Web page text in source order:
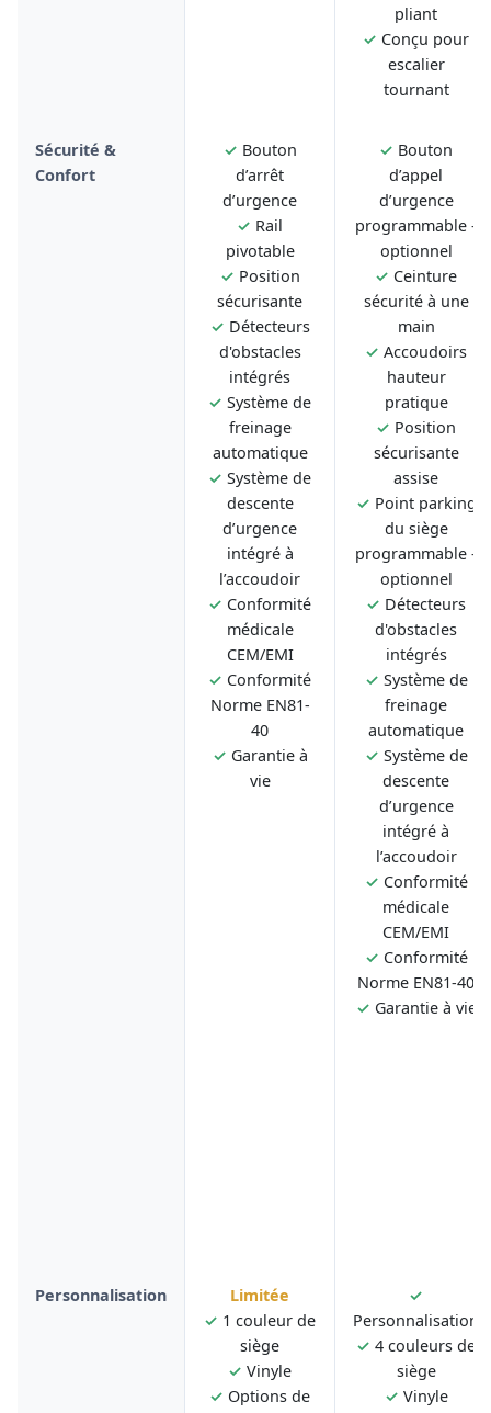
pliant
✓ Conçu pour
escalier
tournant
Sécurité &
Confort
✓ Bouton
d’arrêt
d’urgence
✓ Rail
pivotable
✓ Position
sécurisante
✓ Détecteurs
d'obstacles
intégrés
✓ Système de
freinage
automatique
✓ Système de
descente
d’urgence
intégré à
l’accoudoir
✓ Conformité
médicale
CEM/EMI
✓ Conformité
Norme EN81-
40
✓ Garantie à
vie
✓ Bouton
d’appel
d’urgence
programmable -
optionnel
✓ Ceinture
sécurité à une
main
✓ Accoudoirs
hauteur
pratique
✓ Position
sécurisante
assise
✓ Point parking
du siège
programmable -
optionnel
✓ Détecteurs
d'obstacles
intégrés
✓ Système de
freinage
automatique
✓ Système de
descente
d’urgence
intégré à
l’accoudoir
✓ Conformité
médicale
CEM/EMI
✓ Conformité
Norme EN81-40
✓ Garantie à vie
Personnalisation
Limitée
✓ 1 couleur de
siège
✓ Vinyle
✓ Options de
✓
Personnalisation
✓ 4 couleurs de
siège
✓ Vinyle